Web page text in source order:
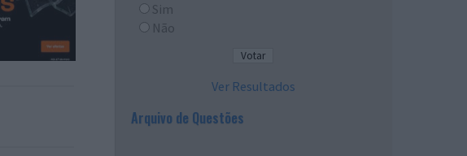
Sim
Não
Ver Resultados
Arquivo de Questões